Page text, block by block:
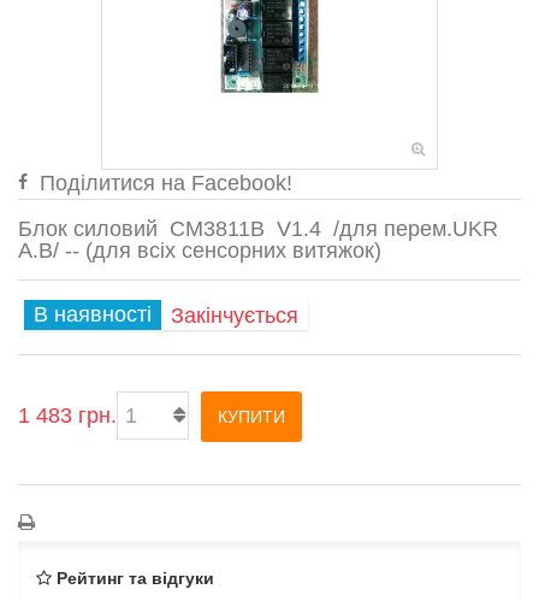
Поділитися на Facebook!
Блок силовий CM3811B V1.4 /для перем.UKR
A.B/ -- (для всіх сенсорних витяжок)
В наявності Закінчується
1 483 грн. КУПИТИ
Рейтинг та відгуки